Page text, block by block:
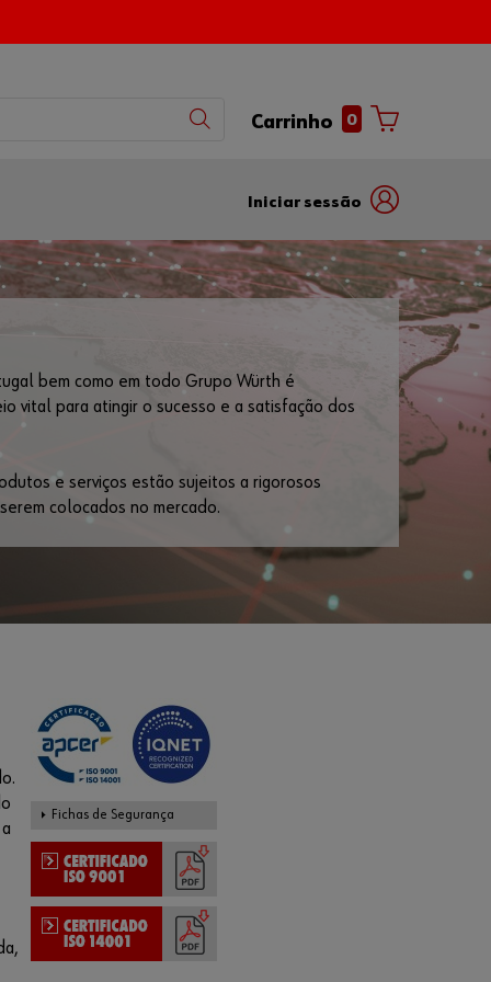
Carrinho 0
Iniciar sessão
com
nome
com
número
parceiro
Parceiro
bem como em todo Grupo Würth é
vital para atingir o sucesso e a satisfação dos
e serviços estão sujeitos a rigorosos
colocados no mercado.
Fichas de Segurança